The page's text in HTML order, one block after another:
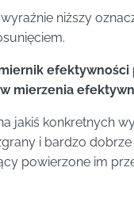
niższy
mierzenia
jakiś konkretnych
i bardzo
powierzone im